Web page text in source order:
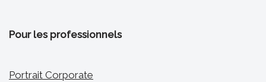
Pour les professionnels
Portrait Corporate